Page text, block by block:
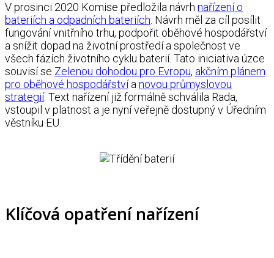
V prosinci 2020 Komise předložila návrh nařízení o
bateriích a odpadních bateriích. Návrh měl za cíl posílit
fungování vnitřního trhu, podpořit oběhové hospodářství
a snížit dopad na životní prostředí a společnost ve
všech fázích životního cyklu baterií. Tato iniciativa úzce
souvisí se Zelenou dohodou pro Evropu, akčním plánem
pro oběhové hospodářstvíanovou průmyslovou
strategií. Text nařízení již formálně schválila Rada,
vstoupil v platnost a je nyní veřejně dostupný v Úředním
věstníku EU.
Klíčová opatření nařízení